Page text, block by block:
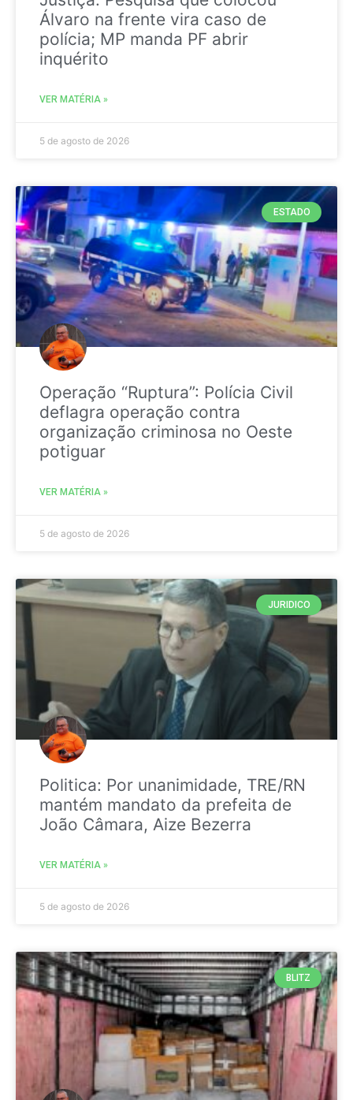
Álvaro na frente vira caso de
polícia; MP manda PF abrir
inquérito
VER MATÉRIA »
5 de agosto de 2026
ESTADO
Operação “Ruptura”: Polícia Civil
deflagra operação contra
organização criminosa no Oeste
potiguar
VER MATÉRIA »
5 de agosto de 2026
JURIDICO
Politica: Por unanimidade, TRE/RN
mantém mandato da prefeita de
João Câmara, Aize Bezerra
VER MATÉRIA »
5 de agosto de 2026
BLITZ